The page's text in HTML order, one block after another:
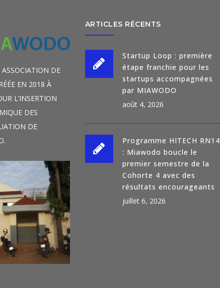
DE
EN 2018 À
L’INSERTION
DES
DE
ARTICLES RÉCENTS
Startup Loop : première
étape franchie pour les
startups accompagnées
par MIAWODO
août 4, 2026
Programme HITECH RN14
: Miawodo boucle le
premier semestre de la
Cohorte 4 avec des
résultats encourageants
juillet 6, 2026